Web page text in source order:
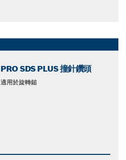
PRO SDS PLUS 撞針鑽頭
適用於旋轉鎚